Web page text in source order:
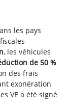
les pays
, les véhicules
de 50 %
des frais
exonération
VE a été signé